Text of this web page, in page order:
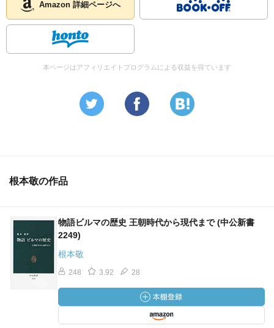
Amazon 詳細ページへ
本ページはアフィリエイトプログラムによる収益を得ています
根本敬の作品
物語ビルマの歴史 王朝時代から現代まで (中公新書
2249)
根本敬
248 3.92 28